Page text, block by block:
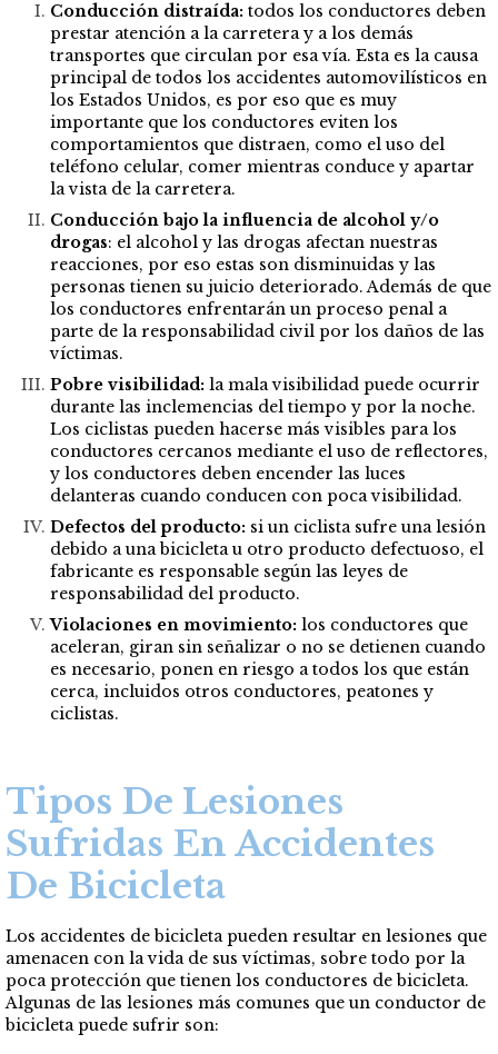
Conducción distraída: todos los conductores deben
prestar atención a la carretera y a los demás
transportes que circulan por esa vía. Esta es la causa
principal de todos los accidentes automovilísticos en
los Estados Unidos, es por eso que es muy
importante que los conductores eviten los
comportamientos que distraen, como el uso del
teléfono celular, comer mientras conduce y apartar
la vista de la carretera.
Conducción bajo la influencia de alcohol y/o
drogas: el alcohol y las drogas afectan nuestras
reacciones, por eso estas son disminuidas y las
personas tienen su juicio deteriorado. Además de que
los conductores enfrentarán un proceso penal a
parte de la responsabilidad civil por los daños de las
víctimas.
Pobre visibilidad: la mala visibilidad puede ocurrir
durante las inclemencias del tiempo y por la noche.
Los ciclistas pueden hacerse más visibles para los
conductores cercanos mediante el uso de reflectores,
y los conductores deben encender las luces
delanteras cuando conducen con poca visibilidad.
Defectos del producto: si un ciclista sufre una lesión
debido a una bicicleta u otro producto defectuoso, el
fabricante es responsable según las leyes de
responsabilidad del producto.
Violaciones en movimiento: los conductores que
aceleran, giran sin señalizar o no se detienen cuando
es necesario, ponen en riesgo a todos los que están
cerca, incluidos otros conductores, peatones y
ciclistas.
Tipos De Lesiones
Sufridas En Accidentes
De Bicicleta
Los accidentes de bicicleta pueden resultar en lesiones que
amenacen con la vida de sus víctimas, sobre todo por la
poca protección que tienen los conductores de bicicleta.
Algunas de las lesiones más comunes que un conductor de
bicicleta puede sufrir son: